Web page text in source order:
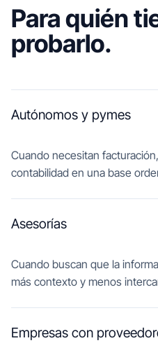
Para quién
probarlo.
Autónomos y pymes
Cuando necesitan
contabilidad en una base
Asesorías
Cuando buscan que la
más contexto y menos
Empresas con